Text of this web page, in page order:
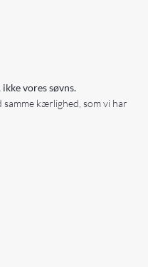
vores søvns.
samme kærlighed, som vi har